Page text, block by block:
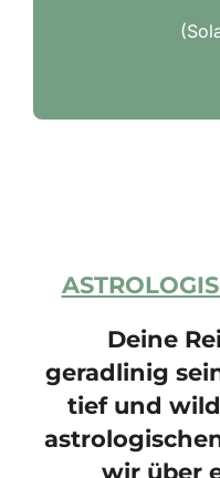
Deine
geradlinig
tief und
wir über